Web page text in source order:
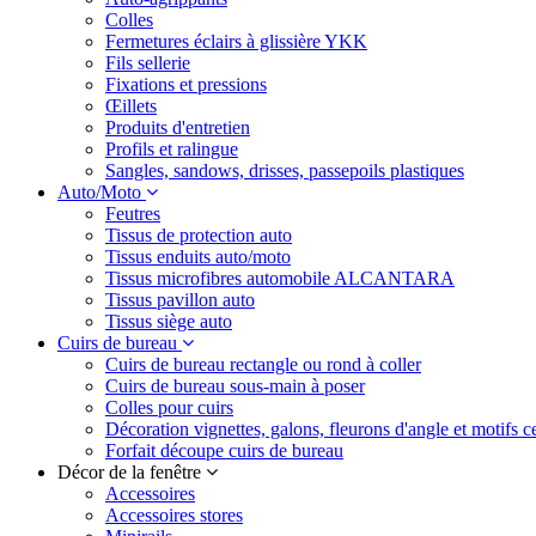
Colles
Fermetures éclairs à glissière YKK
Fils sellerie
Fixations et pressions
Œillets
Produits d'entretien
Profils et ralingue
Sangles, sandows, drisses, passepoils plastiques
Auto/Moto
Feutres
Tissus de protection auto
Tissus enduits auto/moto
Tissus microfibres automobile ALCANTARA
Tissus pavillon auto
Tissus siège auto
Cuirs de bureau
Cuirs de bureau rectangle ou rond à coller
Cuirs de bureau sous-main à poser
Colles pour cuirs
Décoration vignettes, galons, fleurons d'angle et motifs
Forfait découpe cuirs de bureau
Décor de la fenêtre
Accessoires
Accessoires stores